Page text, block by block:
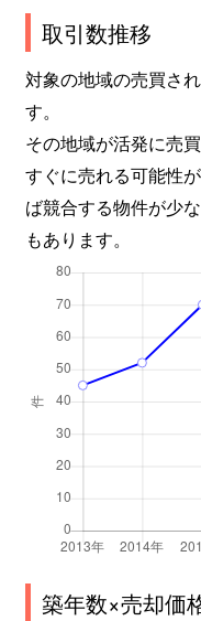
取引数推移
対象の地域の売買さ
す。
その地域が活発に売
すぐに売れる可能性
ば競合する物件が少
もあります。
築年数×売却価